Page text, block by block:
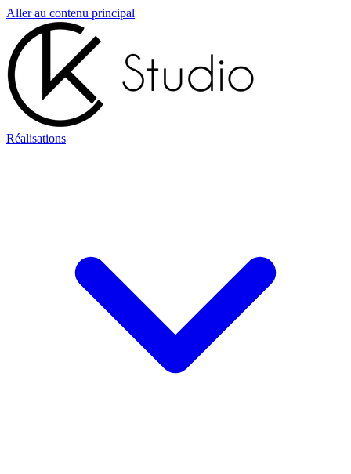
Aller au contenu principal
Réalisations